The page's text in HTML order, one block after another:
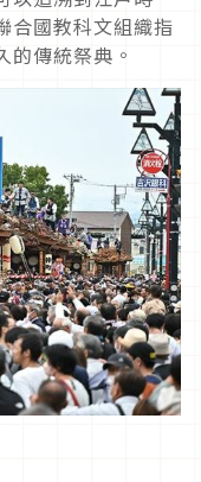
合國教科文組織指
的傳統祭典。